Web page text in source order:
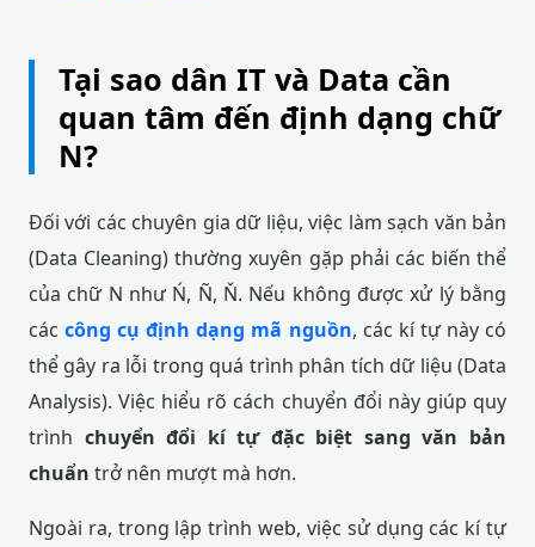
Tại sao dân IT và Data cần
quan tâm đến định dạng chữ
N?
Đối với các chuyên gia dữ liệu, việc làm sạch văn bản
(Data Cleaning) thường xuyên gặp phải các biến thể
của chữ N như Ń, Ñ, Ň. Nếu không được xử lý bằng
cáccông cụ định dạng mã nguồn, các kí tự này có
thể gây ra lỗi trong quá trình phân tích dữ liệu (Data
Analysis). Việc hiểu rõ cách chuyển đổi này giúp quy
trình chuyển đổi kí tự đặc biệt sang văn bản
chuẩn trở nên mượt mà hơn.
Ngoài ra, trong lập trình web, việc sử dụng các kí tự